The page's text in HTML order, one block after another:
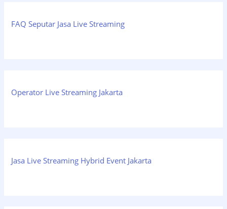
FAQ Seputar Jasa Live Streaming
Operator Live Streaming Jakarta
Jasa Live Streaming Hybrid Event Jakarta